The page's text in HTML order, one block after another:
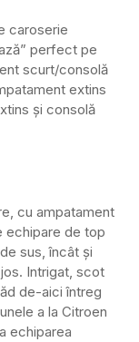
caroserie
perfect pe
scurt/consolă
extins
și consolă
cu ampatament
echipare de top
sus, încât și
Intrigat, scot
de-aici întreg
a la Citroen
echiparea